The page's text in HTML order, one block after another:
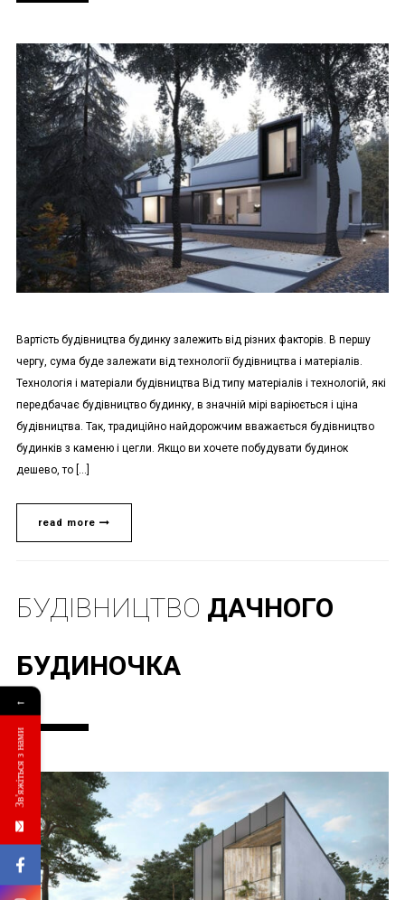
Вартість будівництва будинку залежить від різних факторів. В першу
чергу, сума буде залежати від технології будівництва і матеріалів.
Технологія і матеріали будівництва Від типу матеріалів і технологій, які
передбачає будівництво будинку, в значній мірі варіюється і ціна
будівництва. Так, традиційно найдорожчим вважається будівництво
будинків з каменю і цегли. Якщо ви хочете побудувати будинок
дешево, то […]
read more
БУДІВНИЦТВО ДАЧНОГО
БУДИНОЧКА
←
Зв'яжіться з нами